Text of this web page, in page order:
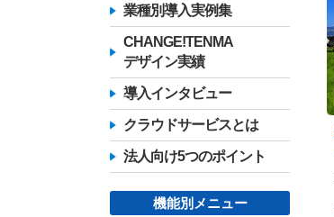
業種別導入実例集
CHANGE!TENMA
デザイン実績
導入インタビュー
クラウドサービスとは
法人向け5つのポイント
機能別メニュー